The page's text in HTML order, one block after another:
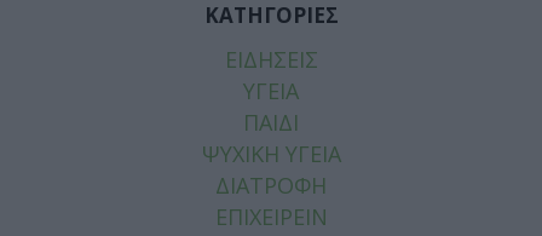
ΚΑΤΗΓΟΡΙΕΣ
ΕΙΔΗΣΕΙΣ
ΥΓΕΙΑ
ΠΑΙΔΙ
ΨΥΧΙΚΗ ΥΓΕΙΑ
ΔΙΑΤΡΟΦΗ
ΕΠΙΧΕΙΡΕΙΝ